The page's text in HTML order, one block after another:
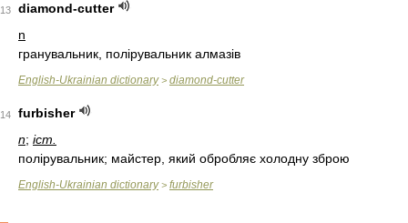
13
diamond-cutter
n
гранувальник, полірувальник алмазів
English-Ukrainian dictionary> diamond-cutter
14
furbisher
n; іст.
полірувальник; майстер, який обробляє холодну зброю
English-Ukrainian dictionary> furbisher